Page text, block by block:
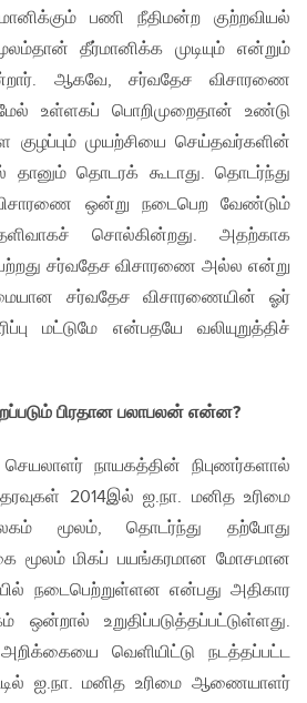
பணி நீதிமன்ற குற்றவியல்
தீர்மானிக்க முடியும் என்றும்
ஆகவே, சர்வதேச விசாரணை
உள்ளகப் பொறிமுறைதான் உண்டு
முயற்சியை செய்தவர்களின்
தொடரக் கூடாது. தொடர்ந்து
ஒன்று நடைபெற வேண்டும்
சொல்கின்றது. அதற்காக
சர்வதேச விசாரணை அல்ல என்று
சர்வதேச விசாரணையின் ஓர்
மட்டுமே என்பதயே வலியுறுத்திச்
பிரதான பலாபலன் என்ன?
நாயகத்தின் நிபுணர்களால்
2014இல் ஐ.நா. மனித உரிமை
மூலம், தொடர்ந்து தற்போது
மூலம் மிகப் பயங்கரமான மோசமான
நடைபெற்றுள்ளன என்பது அதிகார
உறுதிப்படுத்தப்பட்டுள்ளது.
வெளியிட்டு நடத்தப்பட்ட
ஐ.நா. மனித உரிமை ஆணையாளர்